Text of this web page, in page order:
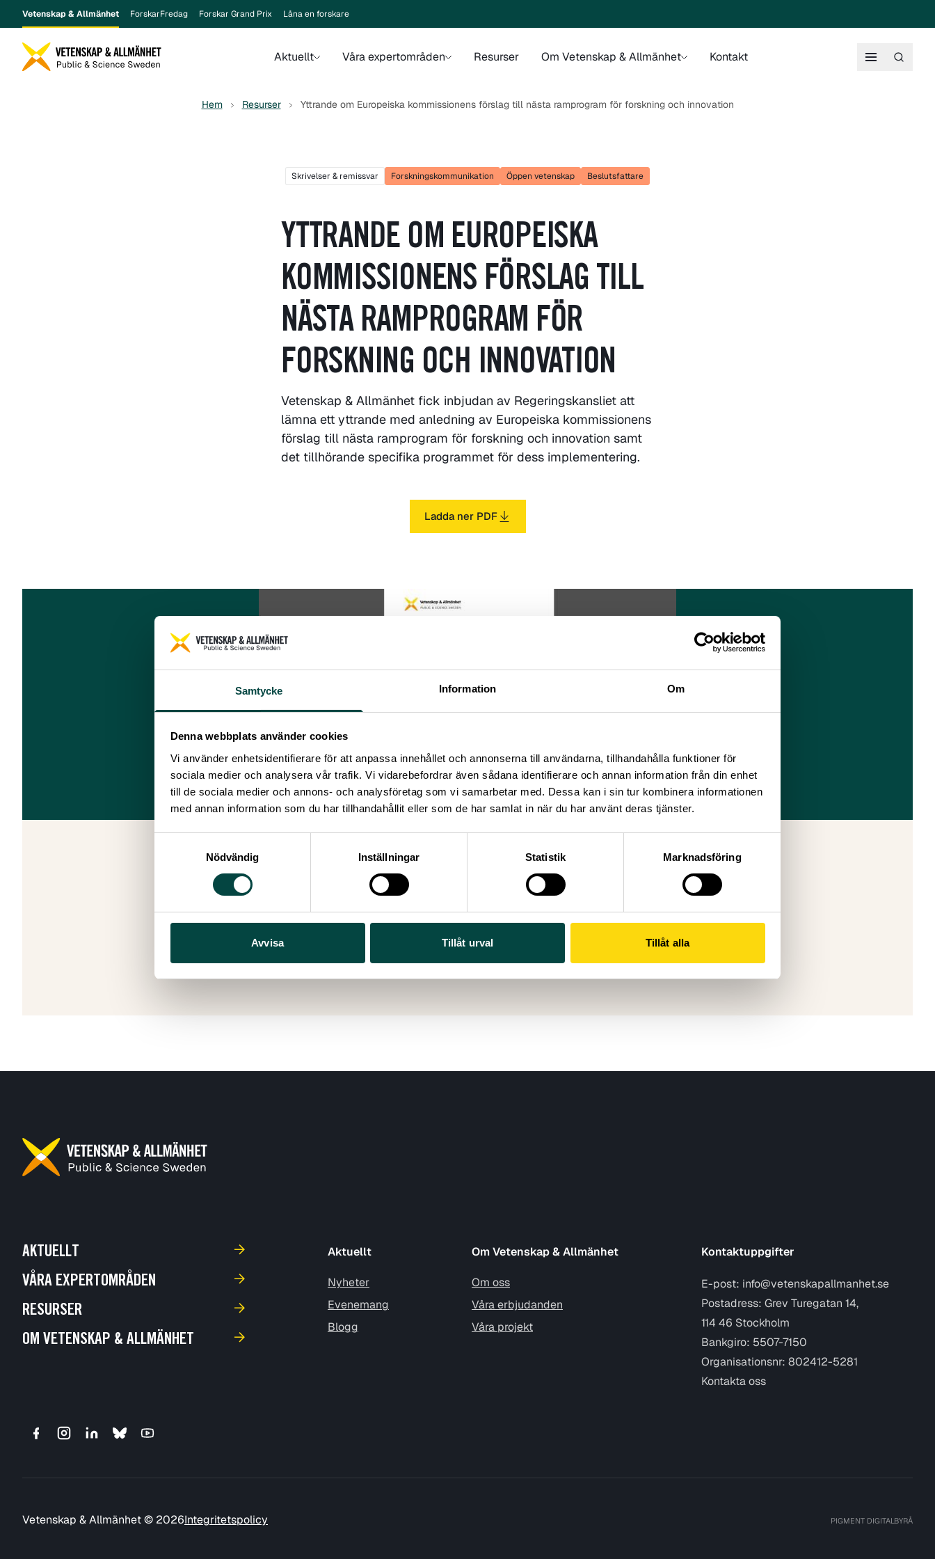
Samtycke Information Om
Denna webbplats använder cookies
Vi använder enhetsidentifierare för att anpassa innehållet och annonserna till användarna, tillhandahålla funktioner för
sociala medier och analysera vår trafik. Vi vidarebefordrar även sådana identifierare och annan information från din enhet
till de sociala medier och annons- och analysföretag som vi samarbetar med. Dessa kan i sin tur kombinera informationen
med annan information som du har tillhandahållit eller som de har samlat in när du har använt deras tjänster.
Nödvändig
Inställningar Statistik Marknadsföring
Avvisa Tillåt urval Tillåt alla
Vetenskap & Allmänhet ForskarFredag Forskar Grand Prix Låna en forskare
Aktuellt Våra expertområden Resurser Om Vetenskap & Allmänhet Kontakt
Hem Resurser Yttrande om Europeiska kommissionens förslag till nästa ramprogram för forskning och innovation
Skrivelser & remissvar Forskningskommunikation Öppen vetenskap Beslutsfattare
YTTRANDE OM EUROPEISKA
KOMMISSIONENS FÖRSLAG TILL
NÄSTA RAMPROGRAM FÖR
FORSKNING OCH INNOVATION
Vetenskap & Allmänhet fick inbjudan av Regeringskansliet att
lämna ett yttrande med anledning av Europeiska kommissionens
förslag till nästa ramprogram för forskning och innovation samt
det tillhörande specifika programmet för dess implementering.
Ladda ner PDF
I en skrivelse utvecklar vi synpunkter på förslaget till EU:s nya ramprogram för
forskning och innovation – Horizon Europe 2028–2034.
Skapad: 28 augusti 2025
AKTUELLT
VÅRA EXPERTOMRÅDEN
RESURSER
OM VETENSKAP & ALLMÄNHET
Aktuellt
Nyheter
Evenemang
Blogg
Om Vetenskap & Allmänhet
Om oss
Våra erbjudanden
Våra projekt
Kontaktuppgifter
E-post: info@vetenskapallmanhet.se
Postadress: Grev Turegatan 14,
114 46 Stockholm
Bankgiro: 5507-7150
Organisationsnr: 802412-5281
Kontakta oss
Vetenskap & Allmänhet © 2026Integritetspolicy PIGMENT DIGITALBYRÅ